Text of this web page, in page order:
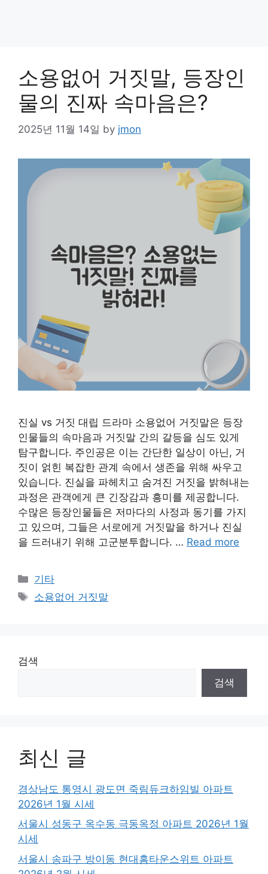
소용없어 거짓말, 등장인
물의 진짜 속마음은?
2025년 11월 14일 by jmon
진실 vs 거짓 대립 드라마 소용없어 거짓말은 등장
인물들의 속마음과 거짓말 간의 갈등을 심도 있게
탐구합니다. 주인공은 이는 간단한 일상이 아닌, 거
짓이 얽힌 복잡한 관계 속에서 생존을 위해 싸우고
있습니다. 진실을 파헤치고 숨겨진 거짓을 밝혀내는
과정은 관객에게 큰 긴장감과 흥미를 제공합니다.
수많은 등장인물들은 저마다의 사정과 동기를 가지
고 있으며, 그들은 서로에게 거짓말을 하거나 진실
을 드러내기 위해 고군분투합니다. … Read more
Categories
기타
Tags
소용없어 거짓말
검색
검색
최신 글
경상남도 통영시 광도면 죽림듀크하임빌 아파트
2026년 1월 시세
서울시 성동구 옥수동 극동옥정 아파트 2026년 1월
시세
서울시 송파구 방이동 현대홈타운스위트 아파트